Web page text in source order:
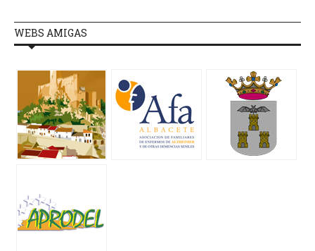
WEBS AMIGAS